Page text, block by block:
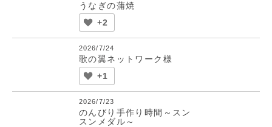
うなぎの蒲焼
+2
2026/7/24
歌の翼ネットワーク様
+1
2026/7/23
のんびり手作り時間～スン
スンメダル～